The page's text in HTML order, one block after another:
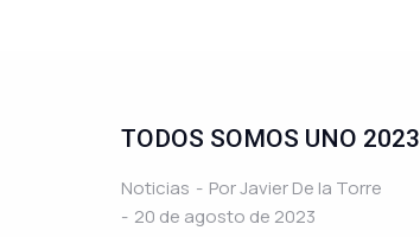
TODOS SOMOS UNO 2023
Noticias PorJavier De la Torre
20 de agosto de 2023